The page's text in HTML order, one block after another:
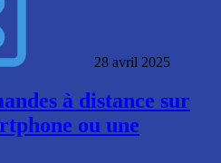
28 avril 2025
à distance sur
ou une